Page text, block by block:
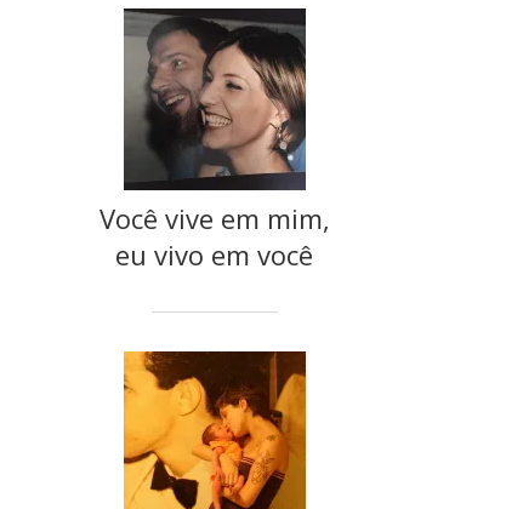
Você vive em mim,
eu vivo em você